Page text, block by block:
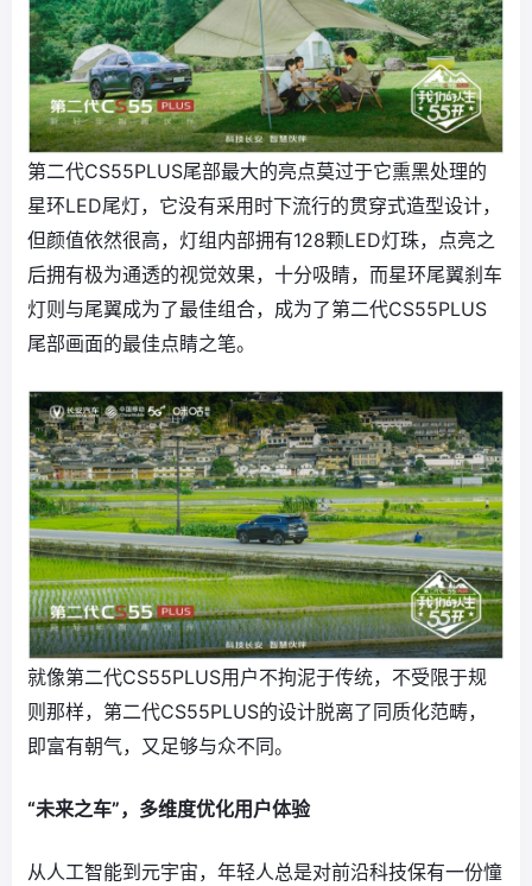
第二代CS55PLUS尾部最大的亮点莫过于它熏黑处理的
星环LED尾灯，它没有采用时下流行的贯穿式造型设计，
但颜值依然很高，灯组内部拥有128颗LED灯珠，点亮之
后拥有极为通透的视觉效果，十分吸睛，而星环尾翼刹车
灯则与尾翼成为了最佳组合，成为了第二代CS55PLUS
尾部画面的最佳点睛之笔。
就像第二代CS55PLUS用户不拘泥于传统，不受限于规
则那样，第二代CS55PLUS的设计脱离了同质化范畴，
即富有朝气，又足够与众不同。
“未来之车”，多维度优化用户体验
从人工智能到元宇宙，年轻人总是对前沿科技保有一份憧